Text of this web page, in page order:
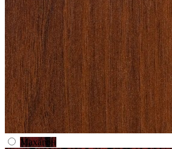
Махагон